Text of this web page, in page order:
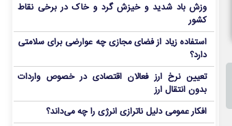
وزش باد شدید و خیزش گرد و خاک در برخی نقاط
کشور
استفاده زیاد از فضای مجازی چه عوارضی برای سلامتی
دارد؟
تعیین نرخ ارز فعالان اقتصادی در خصوص واردات
بدون انتقال ارز
افکار عمومی دلیل ناترازی انرژی را چه می‌داند؟